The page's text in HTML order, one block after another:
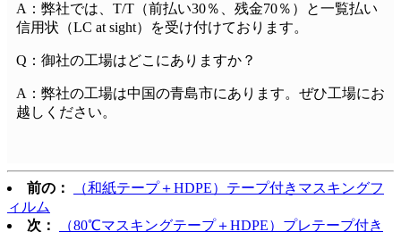
A：弊社では、T/T（前払い30％、残金70％）と一覧払い
信用状（LC at sight）を受け付けております。
Q：御社の工場はどこにありますか？
A：弊社の工場は中国の青島市にあります。ぜひ工場にお
越しください。
前の：
（和紙テープ＋HDPE）テープ付きマスキングフ
ィルム
次：
（80℃マスキングテープ＋HDPE）プレテープ付き